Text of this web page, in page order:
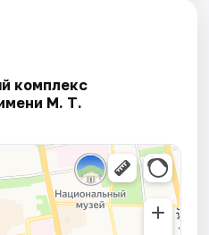
комплекс
М. Т.